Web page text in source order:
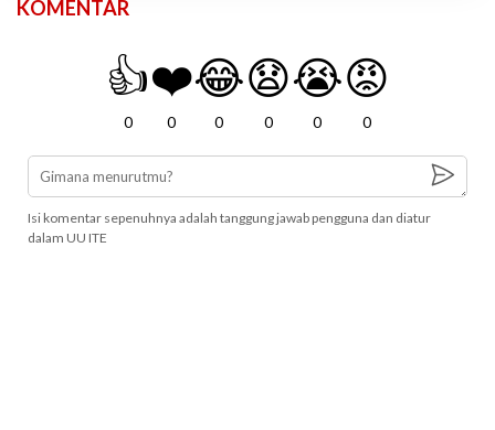
KOMENTAR
👍
0
❤️
0
😂
0
😧
0
😭
0
😡
0
Isi komentar sepenuhnya adalah tanggung jawab pengguna dan diatur
dalam UU ITE